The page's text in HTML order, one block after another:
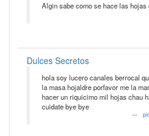
Algin sabe como se hace las hojas
Dulces Secretos
hola soy lucero canales berrocal
la masa hojaldre porfavor me la
hacer un riquicimo mil hojas chau
cuidate bye bye